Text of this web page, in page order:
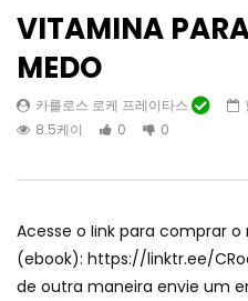
십시오.: 영어, 스페인, 포르투갈어.
10월 27, 2022
0
22케이 0 0
VITAMINA
MEDO
카를로스 로케 프레이타스
8.5케이
0 0
Acesse o link para comprar
(ebook): https://linktr.ee/
de outra maneira envie um